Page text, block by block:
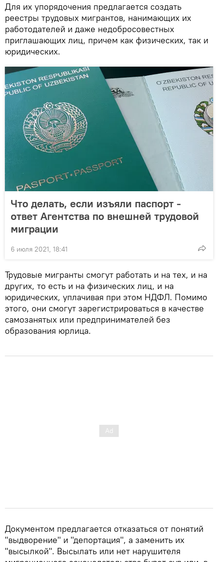
Для их упорядочения предлагается создать
реестры трудовых мигрантов, нанимающих их
работодателей и даже недобросовестных
приглашающих лиц, причем как физических, так и
юридических.
Что делать, если изъяли паспорт -
ответ Агентства по внешней трудовой
миграции
6 июля 2021, 18:41
Трудовые мигранты смогут работать и на тех, и на
других, то есть и на физических лиц, и на
юридических, уплачивая при этом НДФЛ. Помимо
этого, они смогут зарегистрироваться в качестве
самозанятых или предпринимателей без
образования юрлица.
Документом предлагается отказаться от понятий
"выдворение" и "депортация", а заменить их
"высылкой". Высылать или нет нарушителя